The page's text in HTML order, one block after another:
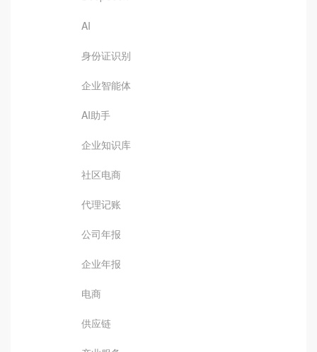
AI
身份证识别
企业智能体
AI助手
企业知识库
社区电商
代理记账
公司年报
企业年报
电商
供应链